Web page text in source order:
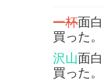
一杯面
買った。
沢山面
買った。